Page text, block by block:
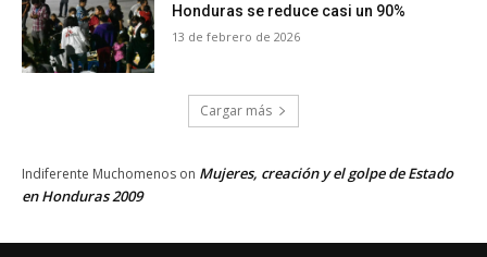
Honduras se reduce casi un 90%
13 de febrero de 2026
Cargar más
Indiferente Muchomenos on Mujeres, creación y el golpe de Estado
en Honduras 2009